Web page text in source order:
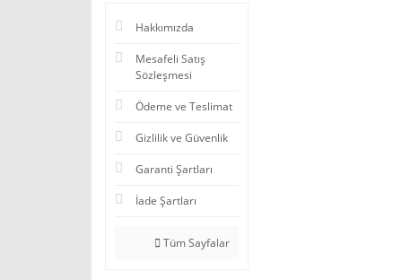
Hakkımızda
Mesafeli Satış
Sözleşmesi
Ödeme ve Teslimat
Gizlilik ve Güvenlik
Garanti Şartları
İade Şartları
Tüm Sayfalar